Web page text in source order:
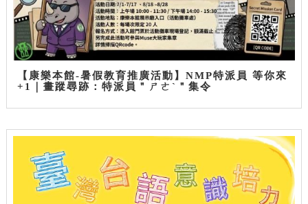
【康樂本館-暑假教育推廣活動】NMP特派員 等你來
+1｜畫蹤尋跡：特派員＂ㄕㄜˋ＂集令